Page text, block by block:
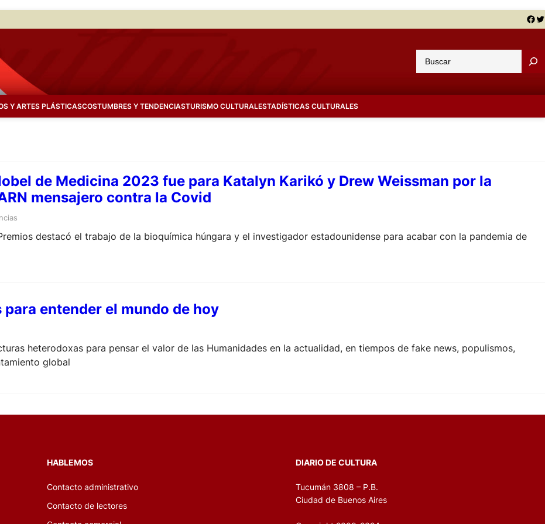
Facebook Twitter
u
a
Y ARTES PLÁSTICASCOSTUMBRES Y TENDENCIASTURISMO CULTURALESTADÍSTICAS CULTURALES
de Medicina 2023 fue para Katalyn Karikó y Drew Weissman por la
mensajero contra la Covid
destacó el trabajo de la bioquímica húngara y el investigador estadounidense para acabar con la pandemia de
para entender el mundo de hoy
heterodoxas para pensar el valor de las Humanidades en la actualidad, en tiempos de fake news, populismos,
global
HABLEMOS
Contacto administrativo
Contacto de lectores
DIARIO DE CULTURA
Tucumán 3808 – P.B.
Ciudad de Buenos Aires